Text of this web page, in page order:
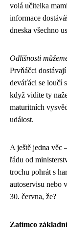
volá učitelka
informace
dneska všechno
Odlišnosti
Prvňáčci
deváťáci se loučí
když vidíte ty
maturitních
událost.
A ještě jedna věc
řádu od
trochu pohrát s
autoservisu nebo
30. června, že?
Zatímco